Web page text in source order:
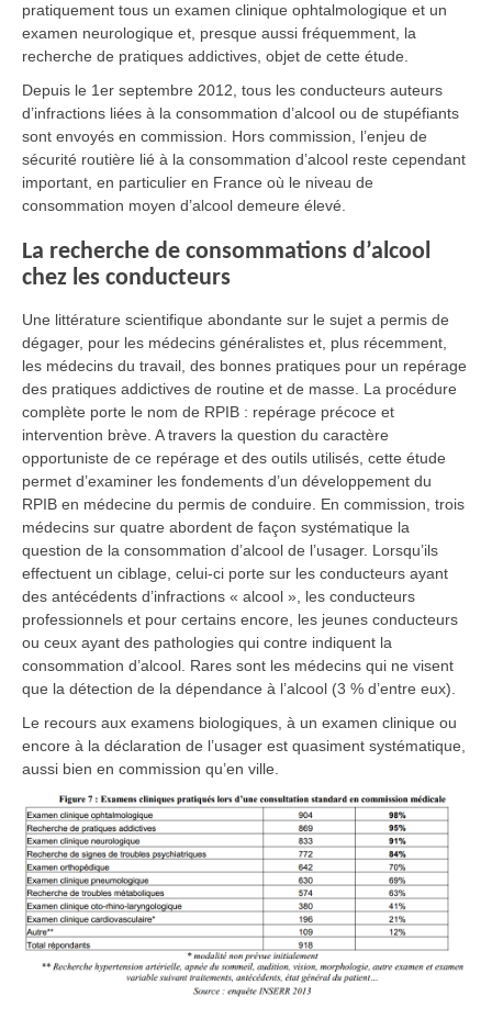
pratiquement tous un examen clinique ophtalmologique et un
examen neurologique et, presque aussi fréquemment, la
recherche de pratiques addictives, objet de cette étude.
Depuis le 1er septembre 2012, tous les conducteurs auteurs
d’infractions liées à la consommation d’alcool ou de stupéfiants
sont envoyés en commission. Hors commission, l’enjeu de
sécurité routière lié à la consommation d’alcool reste cependant
important, en particulier en France où le niveau de
consommation moyen d’alcool demeure élevé.
La recherche de consommations d’alcool
chez les conducteurs
Une littérature scientifique abondante sur le sujet a permis de
dégager, pour les médecins généralistes et, plus récemment,
les médecins du travail, des bonnes pratiques pour un repérage
des pratiques addictives de routine et de masse. La procédure
complète porte le nom de RPIB : repérage précoce et
intervention brève. A travers la question du caractère
opportuniste de ce repérage et des outils utilisés, cette étude
permet d’examiner les fondements d’un développement du
RPIB en médecine du permis de conduire. En commission, trois
médecins sur quatre abordent de façon systématique la
question de la consommation d’alcool de l’usager. Lorsqu’ils
effectuent un ciblage, celui-ci porte sur les conducteurs ayant
des antécédents d’infractions « alcool », les conducteurs
professionnels et pour certains encore, les jeunes conducteurs
ou ceux ayant des pathologies qui contre indiquent la
consommation d’alcool. Rares sont les médecins qui ne visent
que la détection de la dépendance à l’alcool (3 % d’entre eux).
Le recours aux examens biologiques, à un examen clinique ou
encore à la déclaration de l’usager est quasiment systématique,
aussi bien en commission qu’en ville.